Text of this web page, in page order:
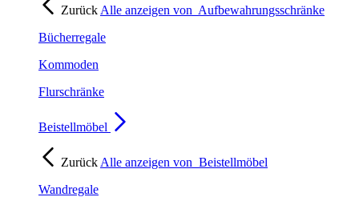
Zurück Alle anzeigen von Aufbewahrungsschränke
Bücherregale
Kommoden
Flurschränke
Beistellmöbel
Zurück Alle anzeigen von Beistellmöbel
Wandregale